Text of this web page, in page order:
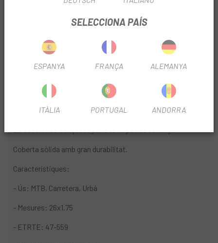
2022
26"
Urbana
INFORMACIÓ DEL PRODUCTE
Coberta sòlida amb gran durabilitat.
Característiques:
- Ús: MTB, Carretera, Urbà
- Mesures: 26x1.75
- ETRTE: 47-559
SELECCIONA PAÍS
ESPANYA FRANÇA ALEMANYA
ITÀLIA PORTUGAL ANDORRA